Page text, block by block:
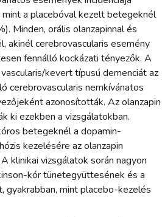
a placebóval kezelt betegeknél
Minden, orális olanzapinnal és
akinél cerebrovascularis esemény
fennálló kockázati tényezők. A
kevert típusú demenciát az
cerebrovascularis nemkívánatos
azonosították. Az olanzapin
ki ezekben a vizsgálatokban.
betegeknél a dopamin-
kezelésére az olanzapin
klinikai vizsgálatok során nagyon
kór tünetegyüttesének és a
gyakrabban, mint placebo-kezelés